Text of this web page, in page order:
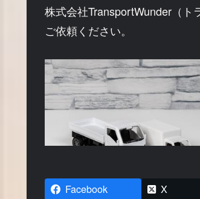
株式会社TransportWunder（ト
ご依頼ください。
Facebook X